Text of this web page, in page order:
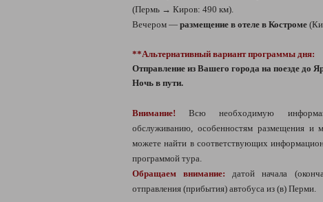
(Пермь → Киров: 490 км).
Вечером — размещение в отеле в Костроме
**Альтернативный вариант программы дня:
Отправление из Вашего города на поезде до
Ночь в пути.
Внимание!Всю необходимую
обслуживанию, особенностям размещения и
можете найти в соответствующих
программой тура.
Обращаем внимание:датой начала
отправления (прибытия) автобуса из (в) Перми.